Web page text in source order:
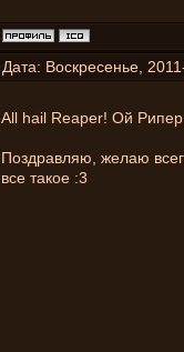
Дата: Воскресенье,
All hail Reaper! Ой Рипер
Поздравляю, желаю
все такое :3